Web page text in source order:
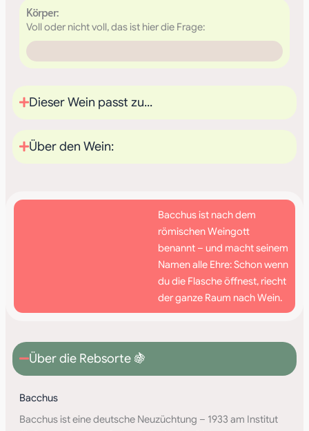
Körper:
Voll oder nicht voll, das ist hier die Frage:
Dieser Wein passt zu...
Über den Wein:
Bacchus ist nach dem
römischen Weingott
benannt – und macht seinem
Namen alle Ehre: Schon wenn
du die Flasche öffnest, riecht
der ganze Raum nach Wein.
Über die Rebsorte 🍇
Bacchus
Bacchus ist eine deutsche Neuzüchtung – 1933 am Institut